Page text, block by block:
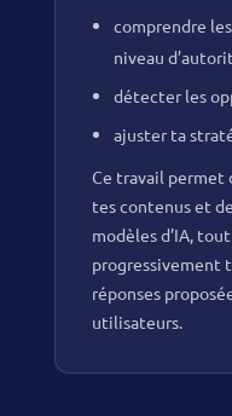
comprendre
niveau
détecter les
ajuster ta
Ce travail permet
tes contenus et
modèles d’IA,
progressivement
réponses
utilisateurs.